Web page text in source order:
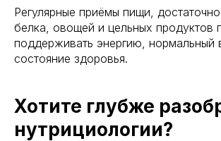
Регулярные приёмы пищи,
белка, овощей и цельных продуктов
поддерживать энергию, нормальный
состояние здоровья.
Хотите глубже
нутрициологии?
Соглашение о конфиденциальности
Политика конфиденциальности
Оферта об образовательных услугах
Публичная оферта
Повышение квалификации
С высшим образованием